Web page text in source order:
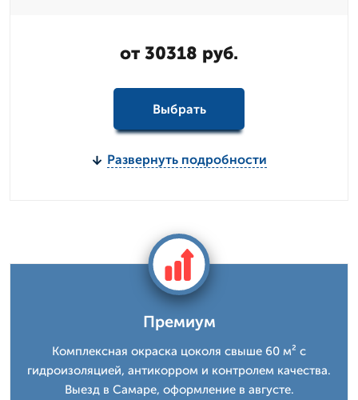
от 30318 руб.
Выбрать
Развернуть подробности
Премиум
Комплексная окраска цоколя свыше 60 м² с
гидроизоляцией, антикорром и контролем качества.
Выезд в Самаре, оформление в августе.